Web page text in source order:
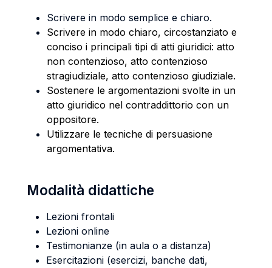
Scrivere in modo semplice e chiaro.
Scrivere in modo chiaro, circostanziato e
conciso i principali tipi di atti giuridici: atto
non contenzioso, atto contenzioso
stragiudiziale, atto contenzioso giudiziale.
Sostenere le argomentazioni svolte in un
atto giuridico nel contraddittorio con un
oppositore.
Utilizzare le tecniche di persuasione
argomentativa.
Modalità didattiche
Lezioni frontali
Lezioni online
Testimonianze (in aula o a distanza)
Esercitazioni (esercizi, banche dati,